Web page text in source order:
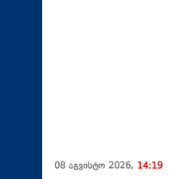
08 აგვისტო 2026, 14:19